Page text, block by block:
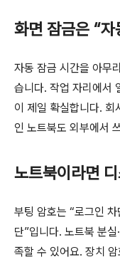
화면 잠금은 “자
자동 잠금 시간을 아무
습니다. 작업 자리에서
이 제일 확실합니다. 회
인 노트북도 외부에서
노트북이라면
부팅 암호는 “로그인
단”입니다. 노트북 분
족할 수 있어요. 장치